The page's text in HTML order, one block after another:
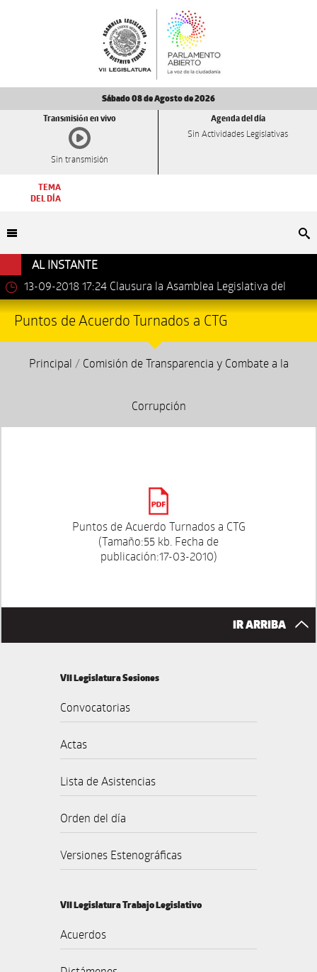
Sábado 08 de Agosto de 2026
Transmisión en vivo
Sin transmisión
Agenda del día
Sin Actividades Legislativas
TEMA
DEL DÍA
AL INSTANTE
13-09-2018 17:24 Clausura la Asamblea Legislativa del
Distrito Federal los trabajos de la VII Legislatura.
Puntos de Acuerdo Turnados a CTG
Principal / Comisión de Transparencia y Combate a la
Corrupción
Puntos de Acuerdo Turnados a CTG
(Tamaño:55 kb. Fecha de
publicación:17-03-2010)
IR ARRIBA
VII Legislatura Sesiones
Convocatorias
Actas
Lista de Asistencias
Orden del día
Versiones Estenográficas
VII Legislatura Trabajo Legislativo
Acuerdos